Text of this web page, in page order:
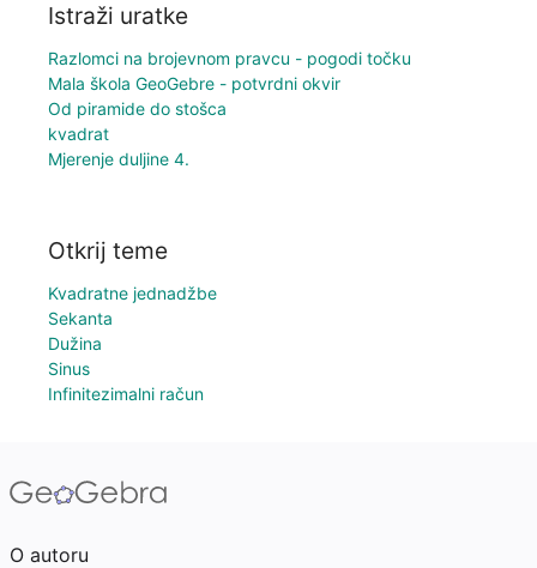
Istraži uratke
Razlomci na brojevnom pravcu - pogodi točku
Mala škola GeoGebre - potvrdni okvir
Od piramide do stošca
kvadrat
Mjerenje duljine 4.
Otkrij teme
Kvadratne jednadžbe
Sekanta
Dužina
Sinus
Infinitezimalni račun
O autoru